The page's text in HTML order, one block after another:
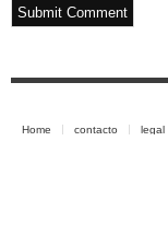
Home contacto legal